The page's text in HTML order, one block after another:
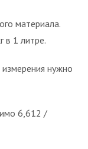
материала.
в 1 литре.
измерения нужно
6,612 /